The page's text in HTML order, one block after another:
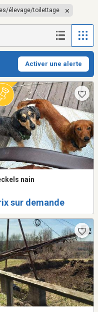
élevage/toilettage
Activer une alerte
nain
sur demande